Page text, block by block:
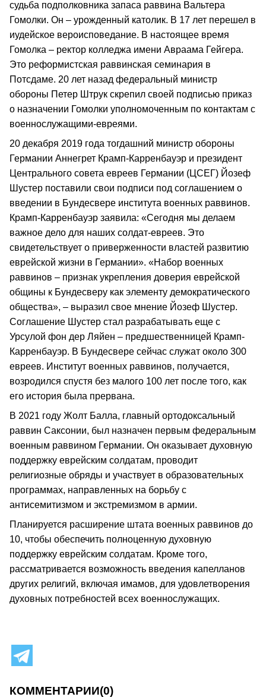
судьба подполковника запаса раввина Вальтера
Гомолки. Он – урожденный католик. В 17 лет перешел в
иудейское вероисповедание. В настоящее время
Гомолка – ректор колледжа имени Авраама Гейгера.
Это реформистская раввинская семинария в
Потсдаме. 20 лет назад федеральный министр
обороны Петер Штрук скрепил своей подписью приказ
о назначении Гомолки уполномоченным по контактам с
военнослужащими-евреями.
20 декабря 2019 года тогдашний министр обороны
Германии Аннегрет Крамп-Карренбауэр и президент
Центрального совета евреев Германии (ЦСЕГ) Йозеф
Шустер поставили свои подписи под соглашением о
введении в Бундесвере института военных раввинов.
Крамп-Карренбауэр заявила: «Сегодня мы делаем
важное дело для наших солдат-евреев. Это
свидетельствует о приверженности властей развитию
еврейской жизни в Германии». «Набор военных
раввинов – признак укрепления доверия еврейской
общины к Бундесверу как элементу демократического
общества», – выразил свое мнение Йозеф Шустер.
Соглашение Шустер стал разрабатывать еще с
Урсулой фон дер Ляйен – предшественницей Крамп-
Карренбауэр. В Бундесвере сейчас служат около 300
евреев. Институт военных раввинов, получается,
возродился спустя без малого 100 лет после того, как
его история была прервана.
В 2021 году Жолт Балла, главный ортодоксальный
раввин Саксонии, был назначен первым федеральным
военным раввином Германии. Он оказывает духовную
поддержку еврейским солдатам, проводит
религиозные обряды и участвует в образовательных
программах, направленных на борьбу с
антисемитизмом и экстремизмом в армии.
Планируется расширение штата военных раввинов до
10, чтобы обеспечить полноценную духовную
поддержку еврейским солдатам. Кроме того,
рассматривается возможность введения капелланов
других религий, включая имамов, для удовлетворения
духовных потребностей всех военнослужащих.
КОММЕНТАРИИ(0)